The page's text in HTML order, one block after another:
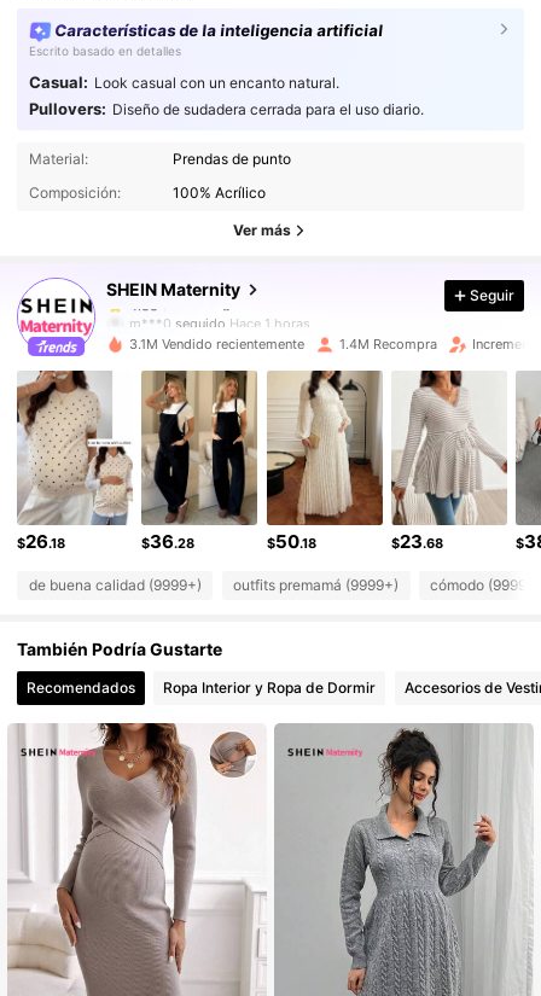
Características de la inteligencia artificial
Escrito basado en detalles
Casual: Look casual con un encanto natural.
Pullovers: Diseño de sudadera cerrada para el uso diario.
Material:
Prendas de punto
Composición:
100% Acrílico
Ver más
SHEIN Maternity
481K Seguidores
481K Seguidores
4.88
481K Seguidores
m***0
seguidoHace 1 horas
4.88
4.88 481K Seguidores
4.88 481K Seguidores
4.88 481K Seguidores
4.88 481K Seguidores
4.88 481K Seguidores
Seguir
3.1M Vendido recientemente 1.4M Recompra
$26.18 $36.28 $50.18 $23.68 $
de buena calidad (9999+) outfits premamá (9999+) cómodo (9999+)
También Podría Gustarte
Recomendados Ropa Interior y Ropa de Dormir Accesorios de